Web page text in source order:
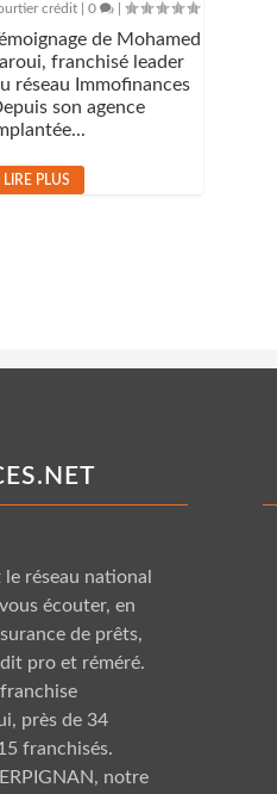
crédit |0 |
de Mohamed
franchisé leader
réseau Immofinances
son agence
LIRE PLUS
le réseau national
écouter, en
de prêts,
pro et réméré.
près de 34
franchisés.
notre